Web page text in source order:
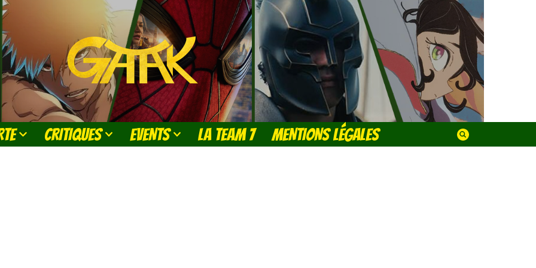
CRITIQUES EVENTS LA TEAM 7 MENTIONS LÉGALES